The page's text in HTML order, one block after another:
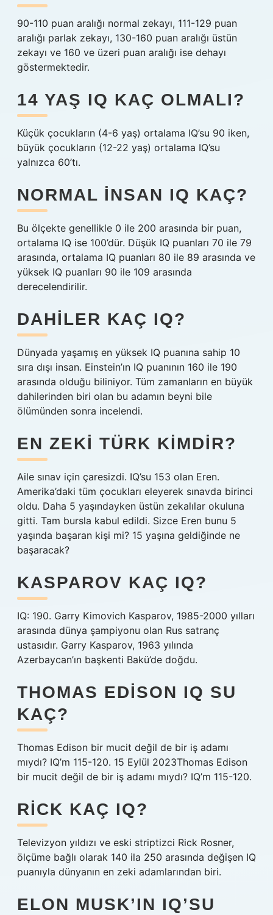
90-110 puan aralığı normal zekayı, 111-129 puan
aralığı parlak zekayı, 130-160 puan aralığı üstün
zekayı ve 160 ve üzeri puan aralığı ise dehayı
göstermektedir.
14 YAŞ IQ KAÇ OLMALI?
Küçük çocukların (4-6 yaş) ortalama IQ’su 90 iken,
büyük çocukların (12-22 yaş) ortalama IQ’su
yalnızca 60’tı.
NORMAL INSAN IQ KAÇ?
Bu ölçekte genellikle 0 ile 200 arasında bir puan,
ortalama IQ ise 100’dür. Düşük IQ puanları 70 ile 79
arasında, ortalama IQ puanları 80 ile 89 arasında ve
yüksek IQ puanları 90 ile 109 arasında
derecelendirilir.
DAHILER KAÇ IQ?
Dünyada yaşamış en yüksek IQ puanına sahip 10
sıra dışı insan. Einstein’ın IQ puanının 160 ile 190
arasında olduğu biliniyor. Tüm zamanların en büyük
dahilerinden biri olan bu adamın beyni bile
ölümünden sonra incelendi.
EN ZEKI TÜRK KIMDIR?
Aile sınav için çaresizdi. IQ’su 153 olan Eren.
Amerika’daki tüm çocukları eleyerek sınavda birinci
oldu. Daha 5 yaşındayken üstün zekalılar okuluna
gitti. Tam bursla kabul edildi. Sizce Eren bunu 5
yaşında başaran kişi mi? 15 yaşına geldiğinde ne
başaracak?
KASPAROV KAÇ IQ?
IQ: 190. Garry Kimovich Kasparov, 1985-2000 yılları
arasında dünya şampiyonu olan Rus satranç
ustasıdır. Garry Kasparov, 1963 yılında
Azerbaycan’ın başkenti Bakü’de doğdu.
THOMAS EDISON IQ SU
KAÇ?
Thomas Edison bir mucit değil de bir iş adamı
mıydı? IQ’m 115-120. 15 Eylül 2023Thomas Edison
bir mucit değil de bir iş adamı mıydı? IQ’m 115-120.
RICK KAÇ IQ?
Televizyon yıldızı ve eski striptizci Rick Rosner,
ölçüme bağlı olarak 140 ila 250 arasında değişen IQ
puanıyla dünyanın en zeki adamlarından biri.
ELON MUSK’IN IQ’SU